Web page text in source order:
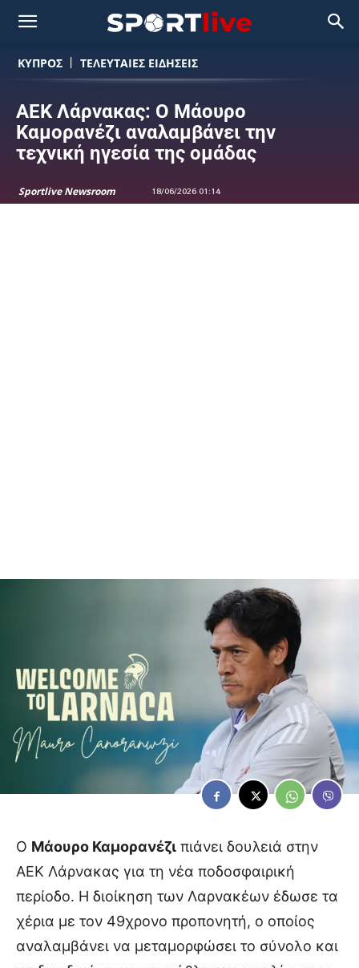
ΚΥΠΡΟΣ ΤΕΛΕΥΤΑΙΕΣ ΕΙΔΗΣΕΙΣ
ΑΕΚ Λάρνακας: Ο Μάουρο
Καμορανέζι αναλαμβάνει την
τεχνική ηγεσία της ομάδας
Sportlive Newsroom 18/06/2026 01:14
Ο Μάουρο Καμορανέζι πιάνει δουλειά στην
ΑΕΚ Λάρνακας για τη νέα ποδοσφαιρική
περίοδο. Η διοίκηση των Λαρνακέων έδωσε τα
χέρια με τον 49χρονο προπονητή, ο οποίος
αναλαμβάνει να μεταμορφώσει το σύνολο και